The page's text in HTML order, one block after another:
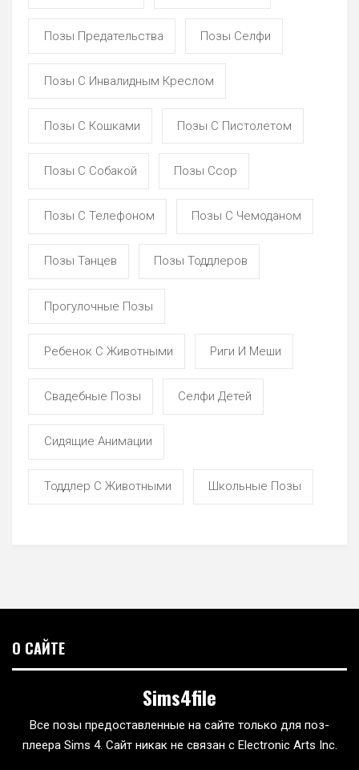
Позы Предательства Позы Селфи
Позы С Инвалидным Креслом
Позы С Кошками Позы С Пистолетом
Позы С Собакой Позы Ссор
Позы С Телефоном Позы С Чемоданом
Позы Танцев Позы Тоддлеров
Прогулочные Позы
Ребенок С Животными Риги И Меши
Свадебные Позы Селфи Детей
Сидящие Анимации
Тоддлер С Животными Школьные Позы
О САЙТЕ
Sims4file
Все позы предоставленные на сайте только для поз-
плеера Sims 4. Сайт никак не связан с Electronic Arts Inc.